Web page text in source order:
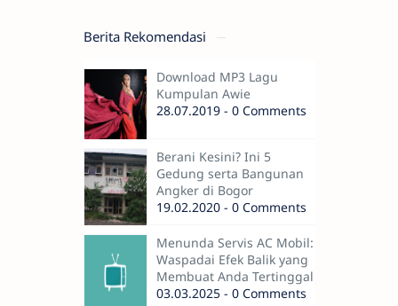
Berita Rekomendasi
Download MP3 Lagu
Kumpulan Awie
28.07.2019 - 0 Comments
Berani Kesini? Ini 5
Gedung serta Bangunan
Angker di Bogor
19.02.2020 - 0 Comments
Menunda Servis AC Mobil:
Waspadai Efek Balik yang
Membuat Anda Tertinggal
03.03.2025 - 0 Comments